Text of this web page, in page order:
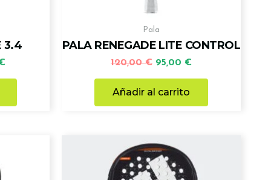
3.4
Pala
PALA RENEGADE LITE CONTROL
120,00€ 95,00 €
Añadir al carrito